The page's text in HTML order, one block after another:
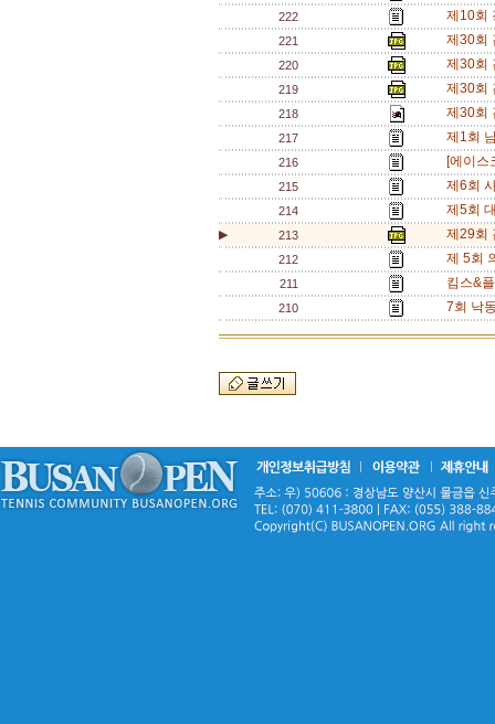
222 제10회
221 제30회
220 제30회
219 제30회
218 제30회
217 제1회
216 [에이스
215 제6회
214 제5회
▶ 213 제29회
212 제 5회
211 킴스&
210 7회 낙